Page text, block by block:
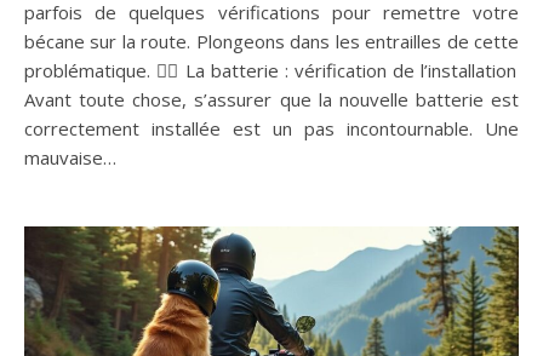
parfois de quelques vérifications pour remettre votre
bécane sur la route. Plongeons dans les entrailles de cette
problématique. 🚴‍♂️ La batterie : vérification de l’installation
Avant toute chose, s’assurer que la nouvelle batterie est
correctement installée est un pas incontournable. Une
mauvaise…